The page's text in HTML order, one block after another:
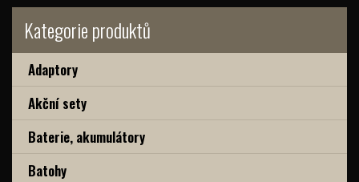
Kategorie produktů
Adaptory
Akční sety
Baterie, akumulátory
Batohy